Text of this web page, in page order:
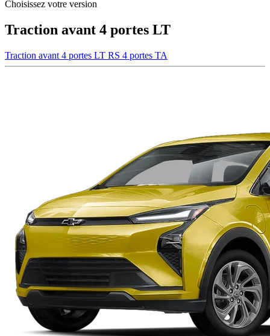
Choisissez votre version
Traction avant 4 portes LT
Traction avant 4 portes LT RS 4 portes TA